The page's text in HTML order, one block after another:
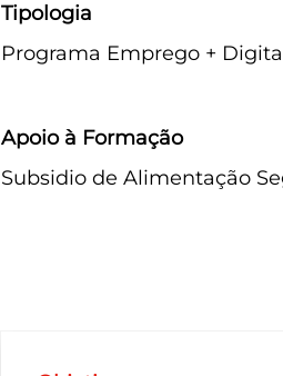
Tipologia
Programa Emprego +
Apoio à Formação
Subsidio de Alimentação